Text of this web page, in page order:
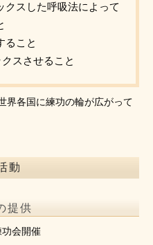
クスした呼吸法によって
ること
スさせること
界各国に練功の輪が広がって
動
提供
会開催